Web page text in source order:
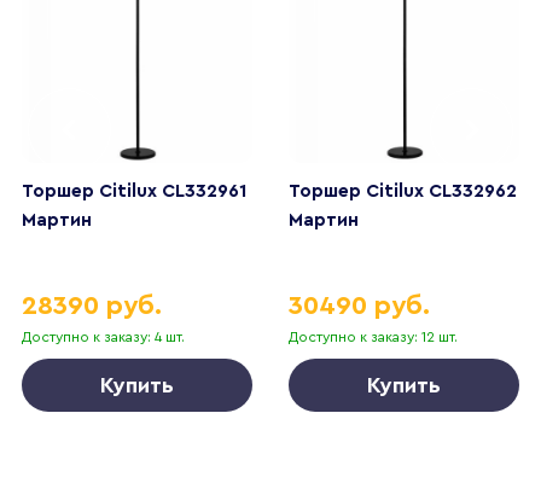
Торшер Citilux CL332961
Мартин
Доступно к заказу: 4 шт.
28390 руб.
Купить
Торшер Citilux CL332962
Мартин
Доступно к заказу: 12 шт.
30490 руб.
Купить